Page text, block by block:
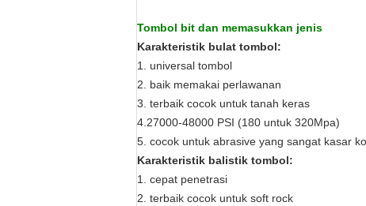
Tombol bit dan memasukkan jenis
Karakteristik bulat tombol:
1. universal tombol
2. baik memakai perlawanan
3. terbaik cocok untuk tanah keras
4.27000-48000 PSI (180 untuk 320Mpa)
5. cocok untuk abrasive yang sangat kasar
Karakteristik balistik tombol:
1. cepat penetrasi
2. terbaik cocok untuk soft rock